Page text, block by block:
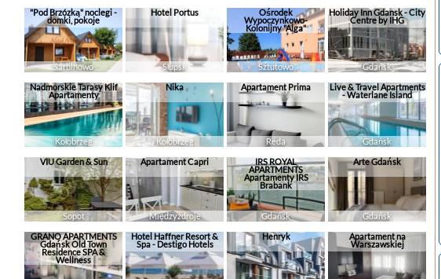
"Pod Brzózką" noclegi -
domki, pokoje
Sarbinowo
Hotel Portus
Słupsk
Ośrodek
Wypoczynkowo-
Kolonijny "Alga"
Sztutowo
Holiday Inn Gdansk - City
Centre by IHG
Gdańsk
Nadmorskie Tarasy Klif
Apartamenty
Kołobrzeg
Nika
Kołobrzeg
Apartament Prima
Reda
Live & Travel Apartments
- Waterlane Island
Gdańsk
VIU Garden & Sun
Sopot
Apartament Capri
Międzyzdroje
IRS ROYAL
APARTMENTS
Apartamenty IRS
Brabank
Gdańsk
Arte Gdańsk
Gdańsk
GRANO APARTMENTS
Gdańsk Old Town
Residence SPA &
Wellness
Hotel Haffner Resort &
Spa - Destigo Hotels
Henryk Apartament na
Warszawskiej